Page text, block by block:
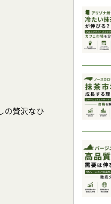
の贅沢なひ